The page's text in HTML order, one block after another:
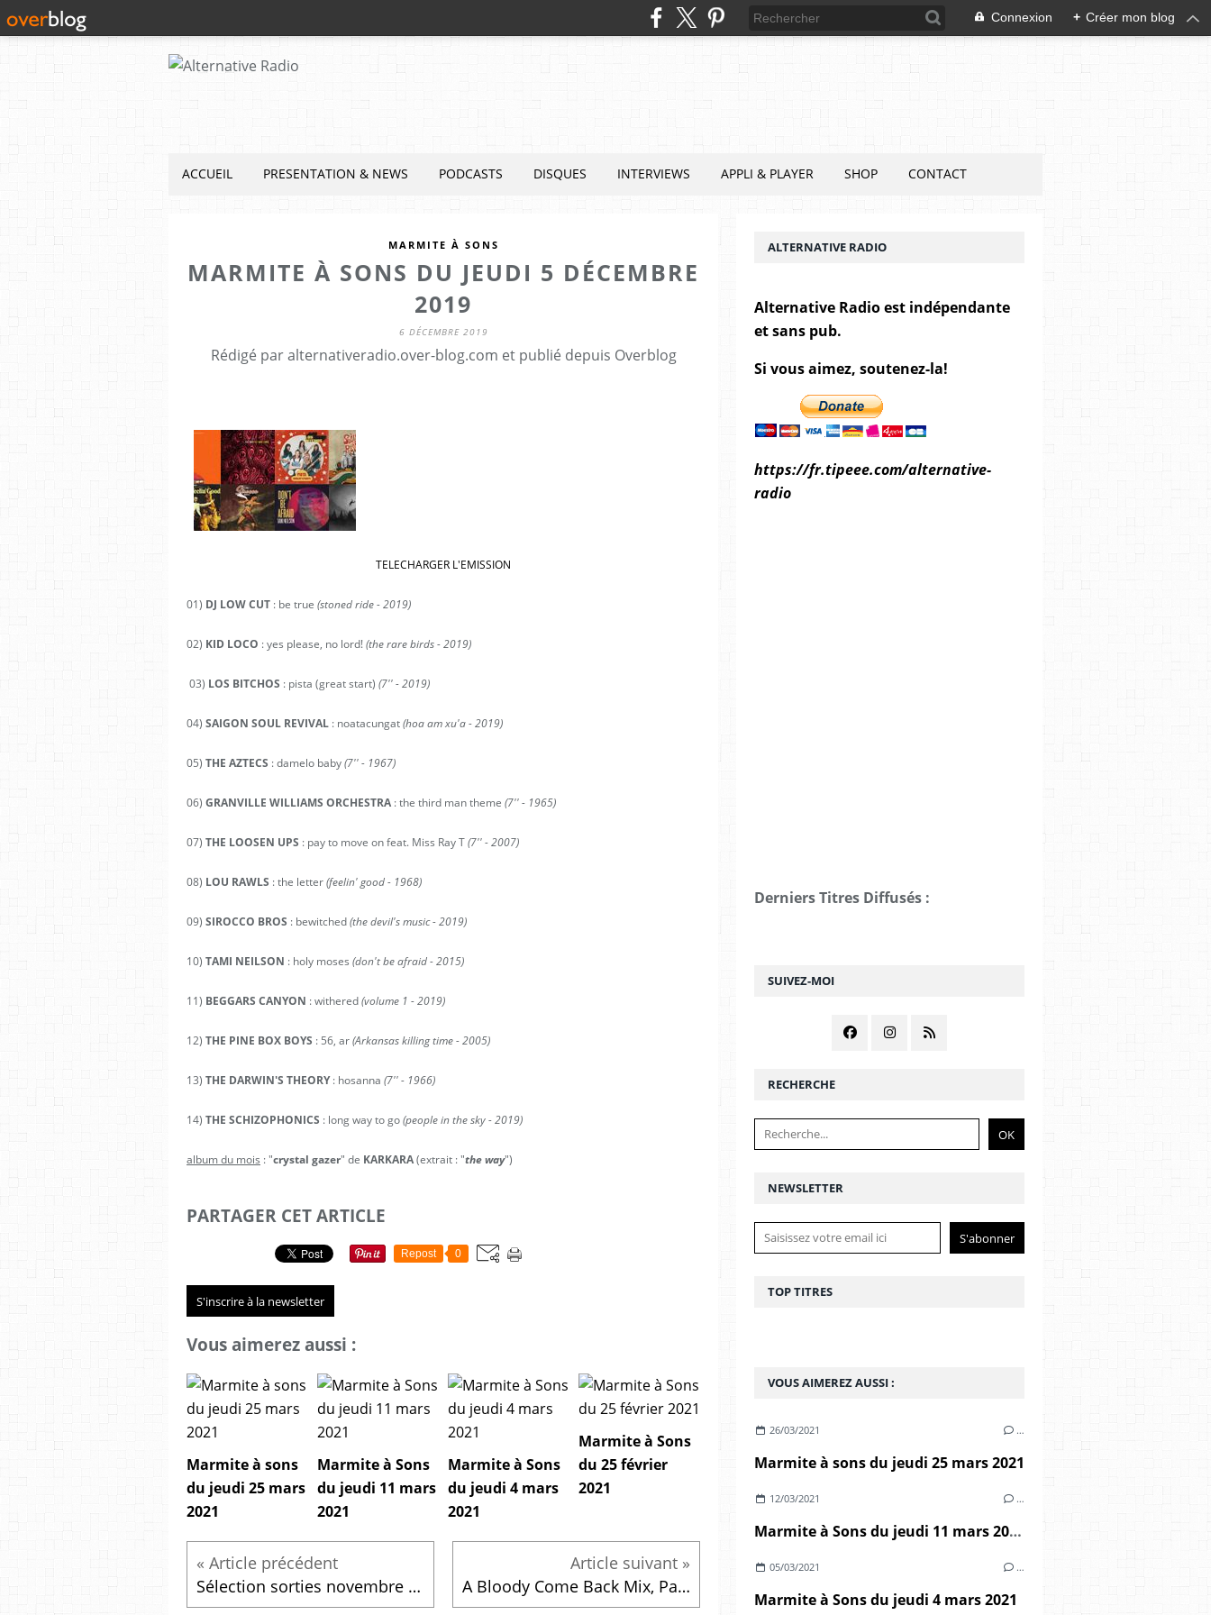
Connexion + Créer mon blog
ACCUEIL PRESENTATION & NEWS PODCASTS DISQUES INTERVIEWS APPLI & PLAYER SHOP CONTACT
MARMITE À SONS
MARMITE À SONS DU JEUDI 5 DÉCEMBRE
2019
6 DÉCEMBRE 2019
Rédigé par alternativeradio.over-blog.com et publié depuis Overblog
TELECHARGER L'EMISSION
01) DJ LOW CUT : be true (stoned ride - 2019)
02) KID LOCO : yes please, no lord!(the rare birds - 2019)
03) LOS BITCHOS : pista (great start) (7'' - 2019)
04) SAIGON SOUL REVIVAL : noatacungat(hoa am xu'a - 2019)
05) THE AZTECS : damelo baby(7'' - 1967)
06) GRANVILLE WILLIAMS ORCHESTRA : the third man theme (7'' - 1965)
07) THE LOOSEN UPS : pay to move on feat. Miss Ray T(7'' - 2007)
08) LOU RAWLS : the letter(feelin' good - 1968)
09) SIROCCO BROS : bewitched(the devil's music - 2019)
10) TAMI NEILSON : holy moses (don't be afraid - 2015)
11) BEGGARS CANYON : withered(volume 1 - 2019)
12) THE PINE BOX BOYS : 56, ar(Arkansas killing time - 2005)
13) THE DARWIN'S THEORY: hosanna (7'' - 1966)
14) THE SCHIZOPHONICS : long way to go(people in the sky - 2019)
album du mois : "crystal gazer" de KARKARA(extrait : "the way")
PARTAGER CET ARTICLE
Repost 0
S'inscrire à la newsletter
Vous aimerez aussi :
Marmite à sons
du jeudi 25 mars
2021
Marmite à Sons
du jeudi 11 mars
2021
Marmite à Sons
du jeudi 4 mars
2021
Marmite à Sons
du 25 février
2021
Sélection sorties novembre 2019 A Bloody Come Back Mix, Part 5 ! by Reverend Frost
NEWSLETTER
SUIVEZ-MOI
RECHERCHE
VOUS AIMEREZ AUSSI :
26/03/2021 …
Marmite à sons du jeudi 25 mars 2021
12/03/2021 …
Marmite à Sons du jeudi 11 mars 2021
05/03/2021 …
Marmite à Sons du jeudi 4 mars 2021
ALTERNATIVE RADIO
Alternative Radio est indépendante
et sans pub.
Si vous aimez, soutenez-la!
https://fr.tipeee.com/alternative-
radio
Derniers Titres Diffusés :
TOP TITRES